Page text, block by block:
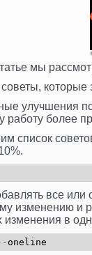
мы
которые
улучшения
более
список
все
изменению и
в
oneline